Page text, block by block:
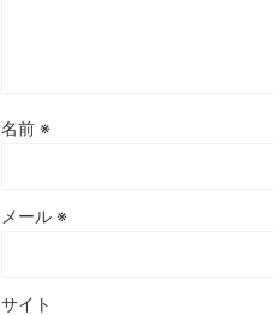
名前 ※
メール ※
サイト